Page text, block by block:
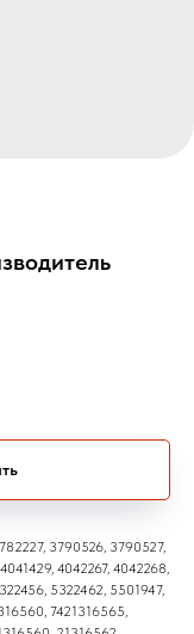
3790526, 3790527,
4042267, 4042268,
5322462, 5501947,
7421316565,